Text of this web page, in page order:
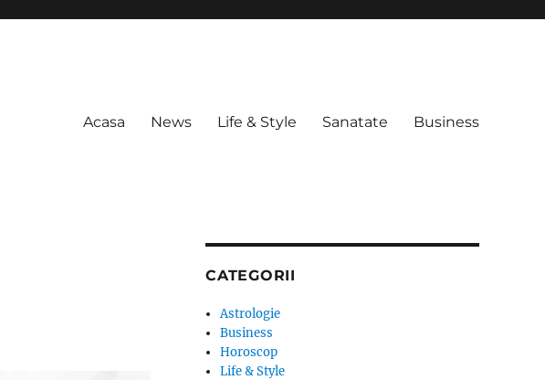
Acasa News Life & Style Sanatate Business
CATEGORII
Astrologie
Business
Horoscop
Life & Style